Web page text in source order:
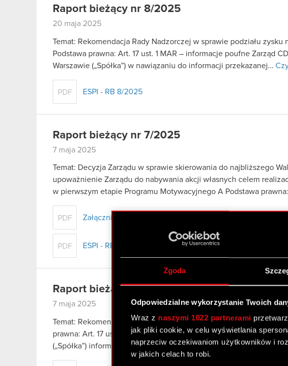
Zgoda
Odpowiedzialne wykorzystanie Twoich
Wraz z naszymi 1022 partnerami
jak pliki cookie, w celu wyświetlania
naprzeciw oczekiwaniom użytkowników i
w jakich celach to robi.
Raport bieżący nr 8/2025
20 maja 2025
Temat: Rekomendacja Rady Nadzorczej w sprawie podziału
Podstawa prawna: Art. 17 ust. 1 MAR – informacje poufne Zarząd
Warszawie („Spółka”) w nawiązaniu do informacji przekazanej…
PDF ESPI - RB 8/2025
Raport bieżący nr 7/2025
7 maja 2025
Temat: Decyzja Zarządu w sprawie skierowania do najbliższego
upoważnienie Zarządu do nabywania akcji własnych celem
w pierwszym etapie Programu Motywacyjnego A Podstawa prawna:
PDF Załącznik - Projekt uchwały Walnego Zgromadzenia
PDF ESPI - RB 7/2025
Raport bieżący nr 6/2025
7 maja 2025
Temat: Rekomendacja Zarządu w sprawie podziału zysku netto
prawna: Art. 17 ust. 1 MAR – informacje poufne Zarząd CD
(„Spółka”) informuje, że w dniu 7 maja…Czytaj dalej